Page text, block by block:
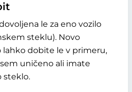
le za eno vozilo
steklu). Novo
dobite le v primeru,
uničeno ali imate
steklo.